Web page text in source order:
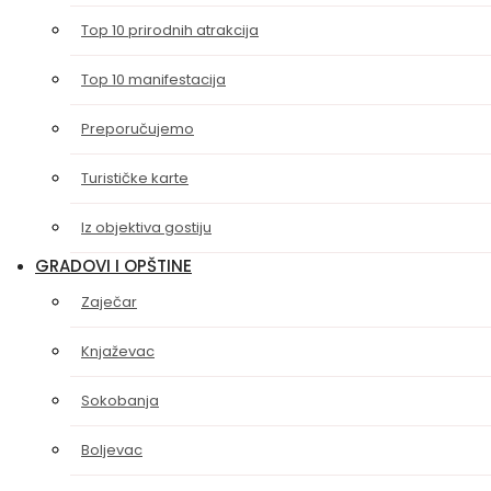
Top 10 prirodnih atrakcija
Top 10 manifestacija
Preporučujemo
Turističke karte
Iz objektiva gostiju
GRADOVI I OPŠTINE
Zaječar
Knjaževac
Sokobanja
Boljevac